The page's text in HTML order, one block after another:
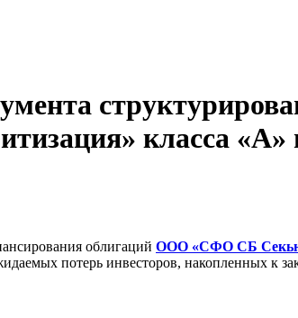
класса «А»
облигаций ООО «СФО СБ
потерь инвесторов, накопленных к